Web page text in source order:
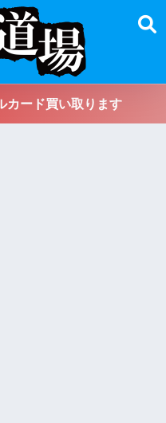
カード買い取ります